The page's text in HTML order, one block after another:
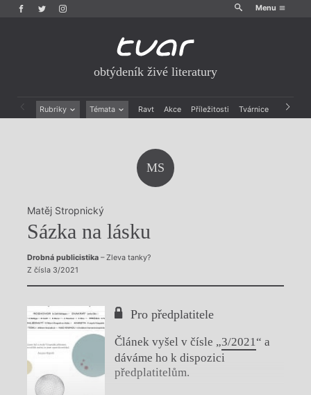
Menu
obtýdeník živé literatury
Rubriky Témata Ravt Akce Příležitosti Tvárnice Archiv
Výroční ceny
MS
Matěj Stropnický
Sázka na lásku
Drobná publicistika– Zleva tanky?
Z čísla 3/2021
Pro předplatitele
Článek vyšel v čísle „3/2021“ a
dáváme ho k dispozici
předplatitelům.